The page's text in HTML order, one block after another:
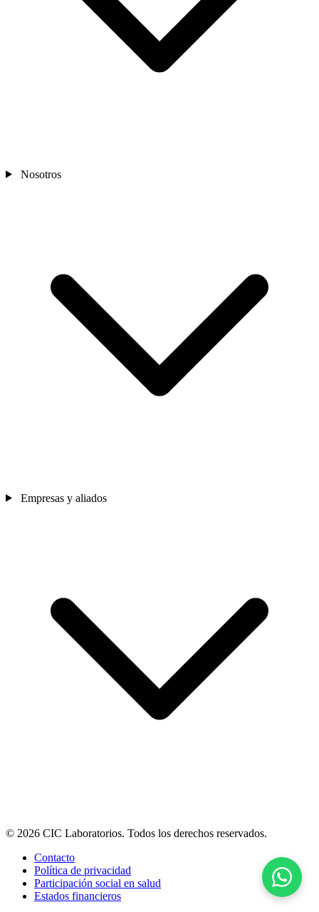
Nosotros
Empresas y aliados
© 2026 CIC Laboratorios. Todos los derechos reservados.
Contacto
Política de privacidad
Participación social en salud
Estados financieros